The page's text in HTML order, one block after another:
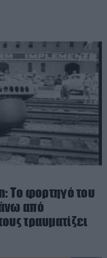
Το φορτηγό του
από
τραυματίζει